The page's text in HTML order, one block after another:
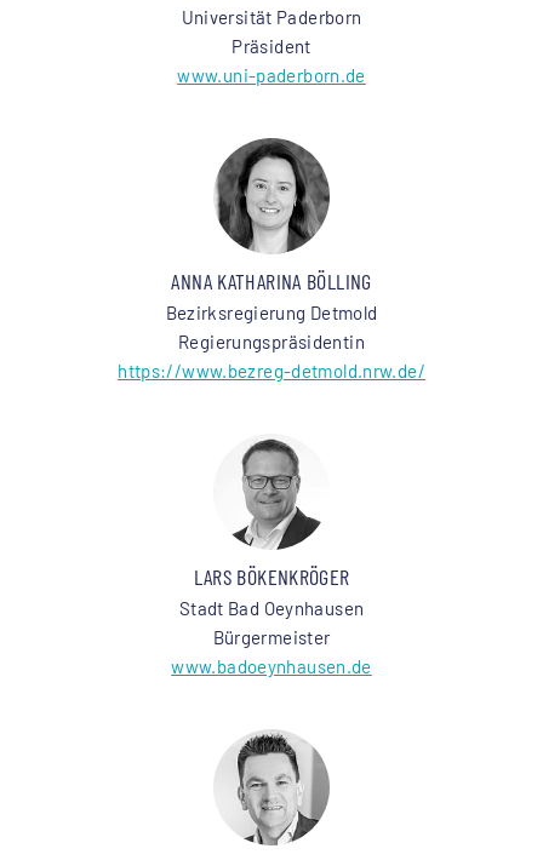
Universität Paderborn
Präsident
www.uni-paderborn.de
ANNA KATHARINA BÖLLING
Bezirksregierung Detmold
Regierungspräsidentin
https://www.bezreg-detmold.nrw.de/
LARS BÖKENKRÖGER
Stadt Bad Oeynhausen
Bürgermeister
www.badoeynhausen.de